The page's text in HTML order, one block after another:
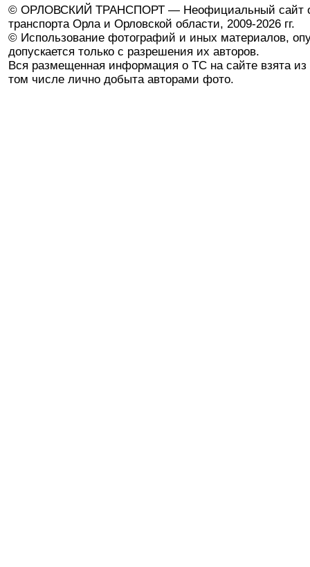
© ОРЛОВСКИЙ ТРАНСПОРТ — Неофициальный сайт
транспорта Орла и Орловской области, 2009-2026 гг.
© Использование фотографий и иных материалов,
допускается только с разрешения их авторов.
Вся размещенная информация о ТС на сайте взята из
том числе лично добыта авторами фото.